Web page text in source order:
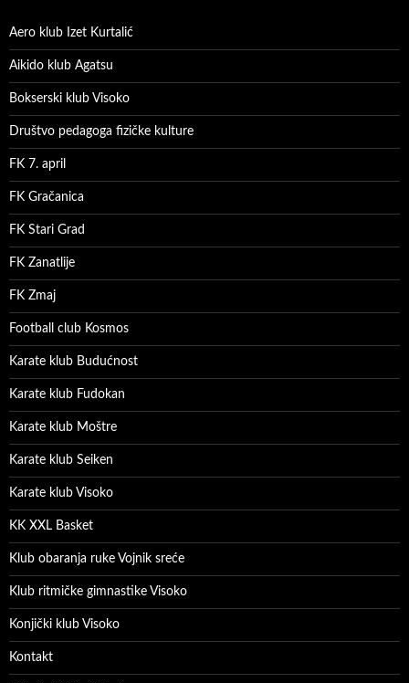
Aero klub Izet Kurtalić
Aikido klub Agatsu
Bokserski klub Visoko
Društvo pedagoga fizičke kulture
FK 7. april
FK Gračanica
FK Stari Grad
FK Zanatlije
FK Zmaj
Football club Kosmos
Karate klub Budućnost
Karate klub Fudokan
Karate klub Moštre
Karate klub Seiken
Karate klub Visoko
KK XXL Basket
Klub obaranja ruke Vojnik sreće
Klub ritmičke gimnastike Visoko
Konjički klub Visoko
Kontakt